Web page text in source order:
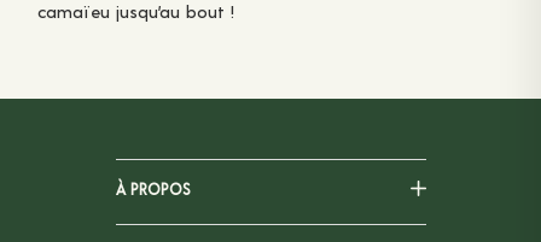
camaïeu jusqu’au bout !
À PROPOS